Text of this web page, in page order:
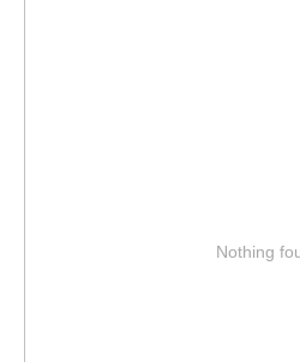
Nothing